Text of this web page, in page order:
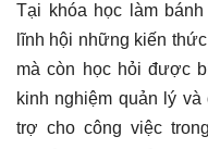
Tại khóa học làm
lĩnh hội những kiến
mà còn học hỏi được
kinh nghiệm quản lý
trợ cho công việc